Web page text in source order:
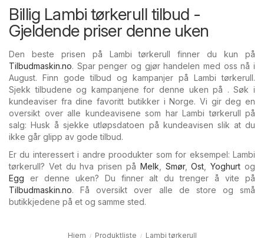
Billig Lambi tørkerull tilbud -
Gjeldende priser denne uken
Den beste prisen på Lambi tørkerull finner du kun på
Tilbudmaskin.no. Spar penger og gjør handelen med oss nå i
August. Finn gode tilbud og kampanjer på Lambi tørkerull.
Sjekk tilbudene og kampanjene for denne uken på . Søk i
kundeaviser fra dine favoritt butikker i Norge. Vi gir deg en
oversikt over alle kundeavisene som har Lambi tørkerull på
salg: Husk å sjekke utløpsdatoen på kundeavisen slik at du
ikke går glipp av gode tilbud.
Er du interessert i andre proodukter som for eksempel: Lambi
tørkerull? Vet du hva prisen på Melk Smør,Ost ,Yoghurt og
Egg er denne uken? Du finner alt du trenger å vite på
Tilbudmaskin.no. Få oversikt over alle de store og små
butikkjedene på et og samme sted.
Hjem Produktliste Lambi tørkerull